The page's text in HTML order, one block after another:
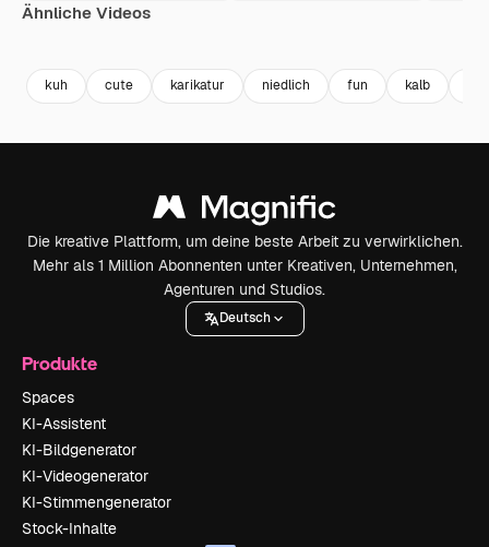
Ähnliche Videos
kuh cute karikatur niedlich fun kalb
Die kreative Plattform, um deine beste Arbeit zu verwirklichen.
Mehr als 1 Million Abonnenten unter Kreativen, Unternehmen,
Agenturen und Studios.
Deutsch
Produkte
Spaces
KI-Assistent
KI-Bildgenerator
KI-Videogenerator
KI-Stimmengenerator
Stock-Inhalte